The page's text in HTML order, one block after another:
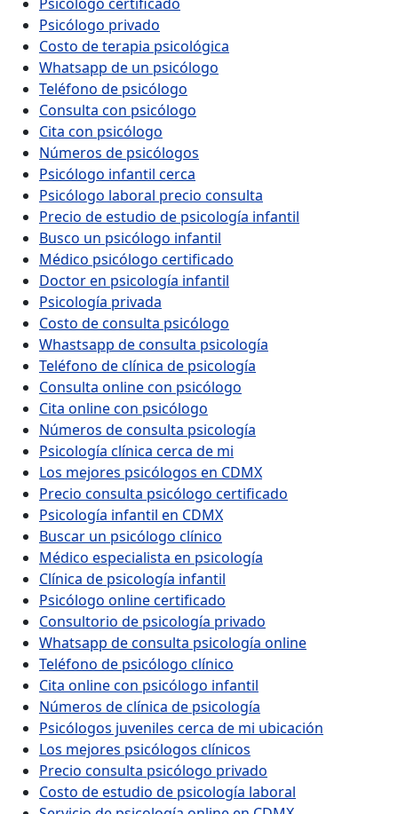
Psicólogo privado
Costo de terapia psicológica
Whatsapp de un psicólogo
Teléfono de psicólogo
Consulta con psicólogo
Cita con psicólogo
Números de psicólogos
Psicólogo infantil cerca
Psicólogo laboral precio consulta
Precio de estudio de psicología infantil
Busco un psicólogo infantil
Médico psicólogo certificado
Doctor en psicología infantil
Psicología privada
Costo de consulta psicólogo
Whastsapp de consulta psicología
Teléfono de clínica de psicología
Consulta online con psicólogo
Cita online con psicólogo
Números de consulta psicología
Psicología clínica cerca de mi
Los mejores psicólogos en CDMX
Precio consulta psicólogo certificado
Psicología infantil en CDMX
Buscar un psicólogo clínico
Médico especialista en psicología
Clínica de psicología infantil
Psicólogo online certificado
Consultorio de psicología privado
Whatsapp de consulta psicología online
Teléfono de psicólogo clínico
Cita online con psicólogo infantil
Números de clínica de psicología
Psicólogos juveniles cerca de mi ubicación
Los mejores psicólogos clínicos
Precio consulta psicólogo privado
Costo de estudio de psicología laboral